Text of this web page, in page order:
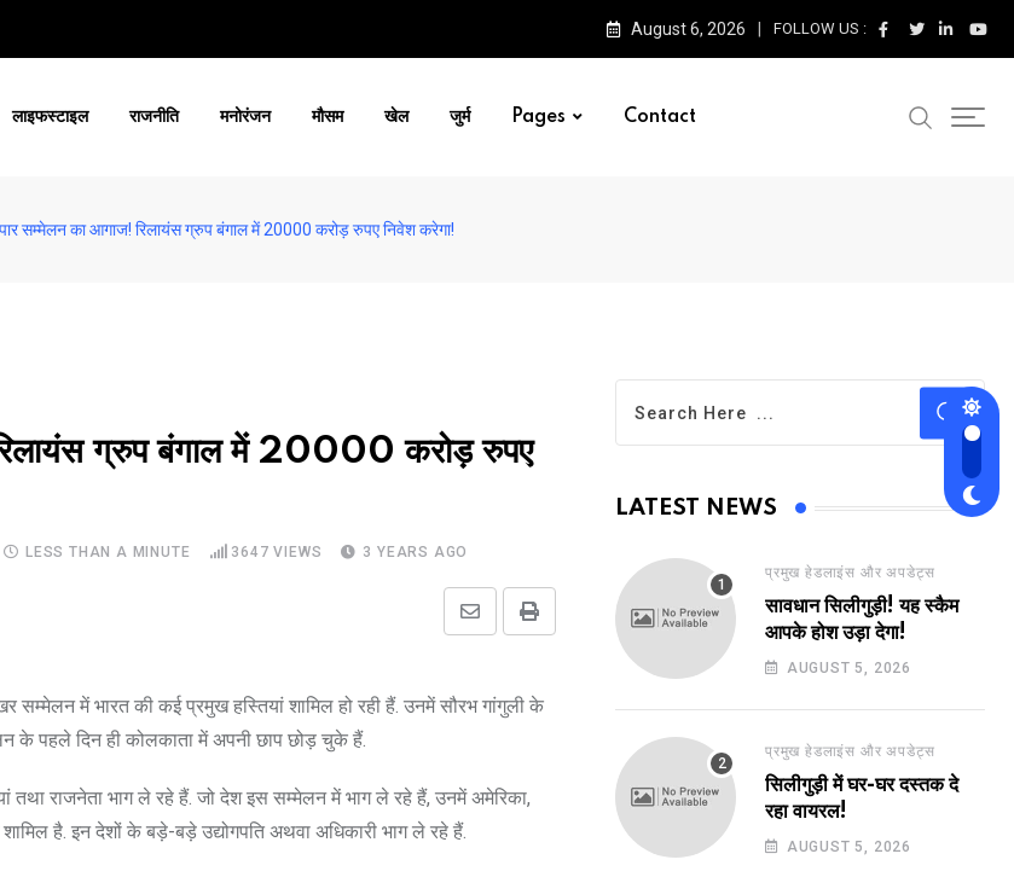
August 6, 2026 FOLLOW US :
लाइफस्टाइल राजनीति मनोरंजन मौसम खेल जुर्म Pages Contact
सम्मेलन का आगाज! रिलायंस ग्रुप बंगाल में 20000 करोड़ रुपए निवेश करेगा!
रिलायंस ग्रुप बंगाल में 20000 करोड़ रुपए
LESS THAN A MINUTE 3647 VIEWS 3 YEARS AGO
Print
Share
Email
सम्मेलन में भारत की कई प्रमुख हस्तियां शामिल हो रही हैं. उनमें सौरभ गांगुली के
के पहले दिन ही कोलकाता में अपनी छाप छोड़ चुके हैं.
तथा राजनेता भाग ले रहे हैं. जो देश इस सम्मेलन में भाग ले रहे हैं, उनमें अमेरिका,
है. इन देशों के बड़े-बड़े उद्योगपति अथवा अधिकारी भाग ले रहे हैं.
LATEST NEWS
प्रमुख हेडलाइंस और अपडेट्स
सावधान सिलीगुड़ी! यह स्कैम
आपके होश उड़ा देगा!
AUGUST 5, 2026
प्रमुख हेडलाइंस और अपडेट्स
सिलीगुड़ी में घर-घर दस्तक दे
रहा वायरल!
AUGUST 5, 2026